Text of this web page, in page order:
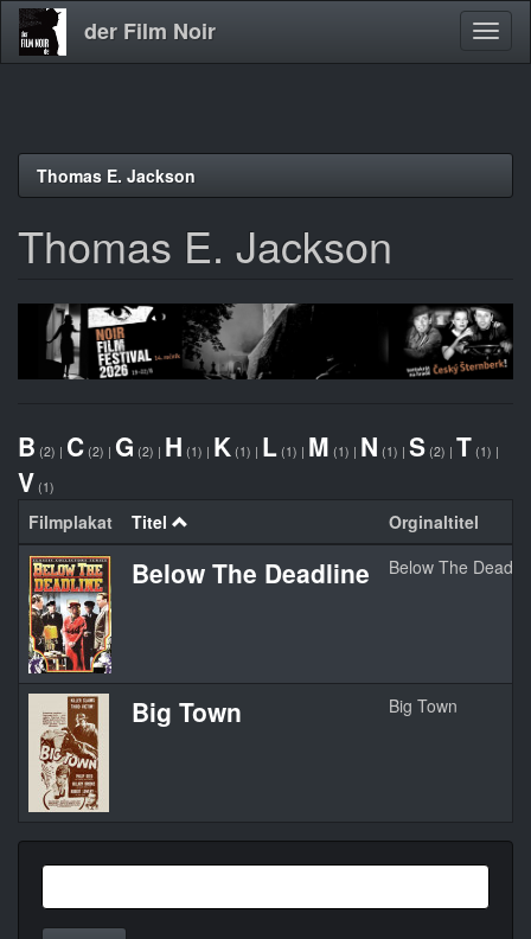
Direkt
der Film Noir
Thomas E. Jackson
Thomas E. Jackson
B (2) | C (2) | G (2) | H (1) | K (1) | L (1) | M (1) | N (1) | S (2) | T (1) |
V (1)
Filmplakat Titel Orginaltitel
Below The Deadline Below The
Big Town Big Town